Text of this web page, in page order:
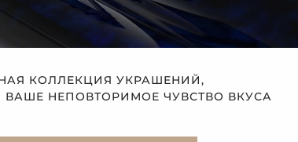
КОЛЛЕКЦИЯ УКРАШЕНИЙ,
НЕПОВТОРИМОЕ ЧУВСТВО ВКУСА